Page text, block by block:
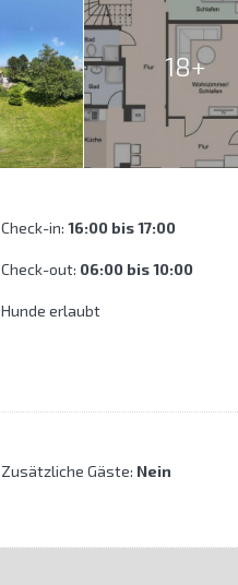
18+
Check-in:16:00 bis 17:00
Check-out: 06:00 bis 10:00
Hunde erlaubt
Zusätzliche Gäste: Nein